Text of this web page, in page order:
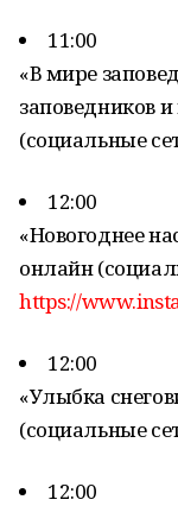
11:00
«В мире
заповедников
(социальные
12:00
«Новогоднее
онлайн
https://
12:00
«Улыбка
(социальные
12:00